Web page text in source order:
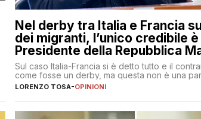
Nel derby tra Italia e Francia
dei migranti, l’unico credibile è
Presidente della Repubblica
Sul caso Italia-Francia si è detto tutto e il
come fosse un derby, ma questa non è una
LORENZO TOSA-OPINIONI